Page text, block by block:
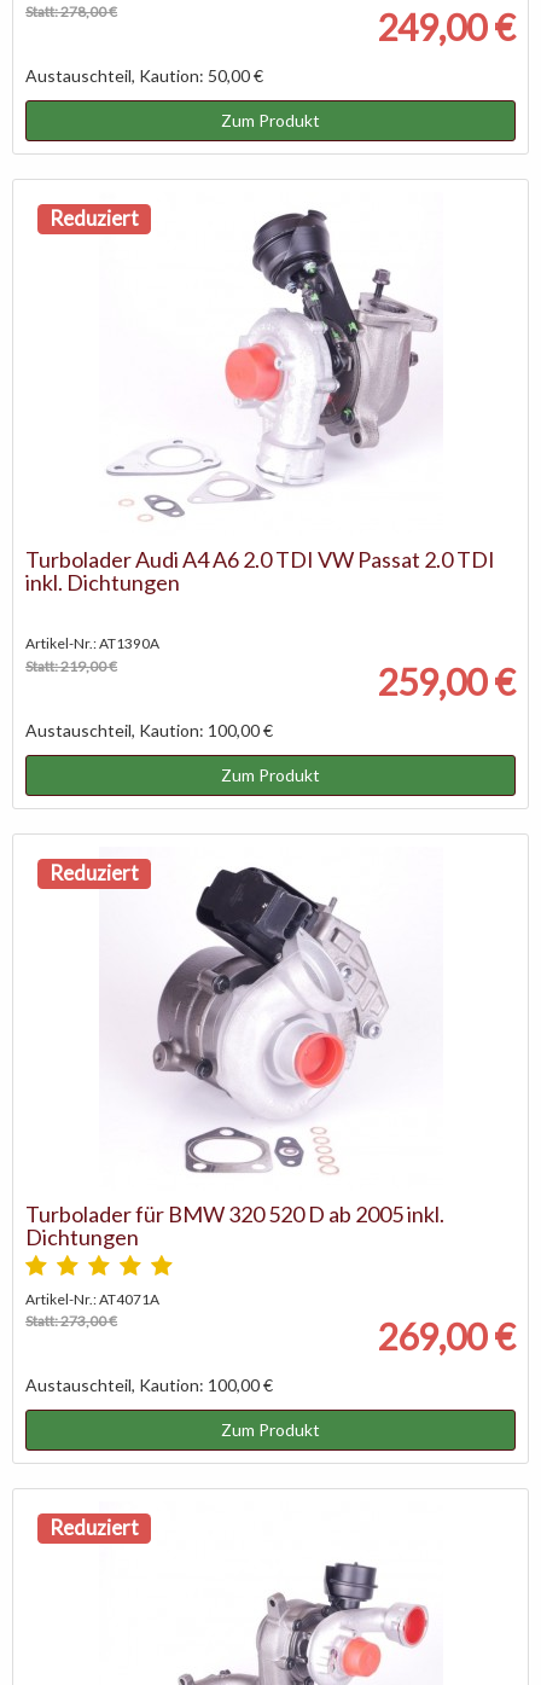
Statt: 278,00 €
249,00 €
Austauschteil, Kaution: 50,00 €
Zum Produkt
Reduziert
Turbolader Audi A4 A6 2.0 TDI VW Passat 2.0 TDI
inkl. Dichtungen
Artikel-Nr.: AT1390A
Statt: 219,00 €
259,00 €
Austauschteil, Kaution: 100,00 €
Zum Produkt
Reduziert
Turbolader für BMW 320 520 D ab 2005 inkl.
Dichtungen
Artikel-Nr.: AT4071A
Statt: 273,00 €
269,00 €
Austauschteil, Kaution: 100,00 €
Zum Produkt
Reduziert